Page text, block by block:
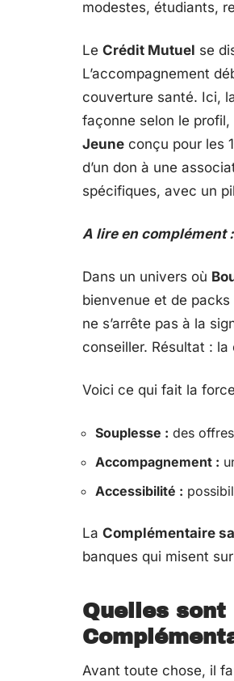
modestes, étudiants,
Le Crédit Mutuel se
L’accompagnement
couverture santé. Ici,
façonne selon le
Jeune conçu pour les
d’un don à une
spécifiques, avec un
A lire en complément :
Dans un univers où
bienvenue et de packs
ne s’arrête pas à la
conseiller. Résultat : la
Voici ce qui fait la
Souplesse : des
Accompagnement :
Accessibilité :
La Complémentaire
banques qui misent
Quelles sont
Avant toute chose, il